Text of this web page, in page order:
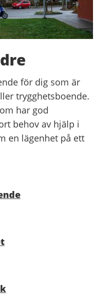
för dig som är
trygghetsboende.
har god
behov av hjälp i
en lägenhet på ett